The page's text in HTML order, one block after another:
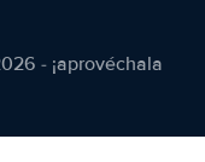
- ¡aprovéchala